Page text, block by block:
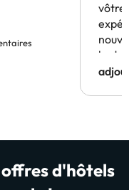
vôtre
offres d'hôtels